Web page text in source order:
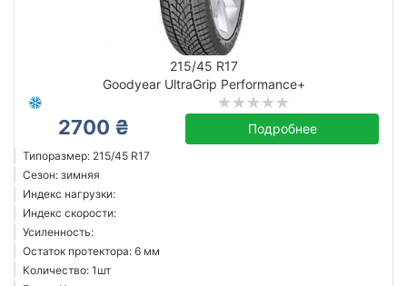
215/45 R17
Goodyear UltraGrip Performance+
2700 ₴ Подробнее
Типоразмер: 215/45 R17
Сезон: зимняя
Индекс нагрузки:
Индекс скорости:
Усиленность:
Остаток протектора: 6 мм
Количество: 1шт